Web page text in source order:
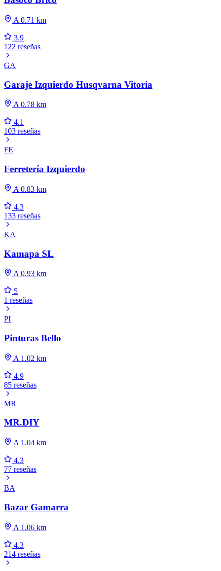
A 0.71 km
3.9
122 reseñas
GA
Garaje Izquierdo Husqvarna Vitoria
A 0.78 km
4.1
103 reseñas
FE
Ferretería Izquierdo
A 0.83 km
4.3
133 reseñas
KA
Kamapa SL
A 0.93 km
5
1 reseñas
PI
Pinturas Bello
A 1.02 km
4.9
85 reseñas
MR
MR.DIY
A 1.04 km
4.3
77 reseñas
BA
Bazar Gamarra
A 1.06 km
4.3
214 reseñas